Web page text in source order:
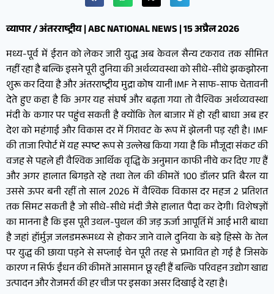
व्यापार / अंतरराष्ट्रीय | ABC NATIONAL NEWS | 15 अप्रैल 2026
मध्य-पूर्व में ईरान को लेकर जारी युद्ध अब केवल सैन्य टकराव तक सीमित
नहीं रहा है बल्कि इसने पूरी दुनिया की अर्थव्यवस्था को सीधे-सीधे झकझोरना
शुरू कर दिया है और अंतरराष्ट्रीय मुद्रा कोष यानी IMF ने साफ-साफ चेतावनी
देते हुए कहा है कि अगर यह संघर्ष और बढ़ता गया तो वैश्विक अर्थव्यवस्था
मंदी के कगार पर पहुंच सकती है क्योंकि तेल बाजार में हो रही बाधा अब हर
देश को महंगाई और विकास दर में गिरावट के रूप में झेलनी पड़ रही है। IMF
की ताजा रिपोर्ट में यह स्पष्ट रूप से उल्लेख किया गया है कि मौजूदा संकट की
वजह से पहले ही वैश्विक आर्थिक वृद्धि के अनुमान काफी नीचे कर दिए गए हैं
और अगर हालात बिगड़ते रहे तथा तेल की कीमतें 100 डॉलर प्रति बैरल या
उससे ऊपर बनी रहीं तो साल 2026 में वैश्विक विकास दर महज 2 प्रतिशत
तक सिमट सकती है जो सीधे-सीधे मंदी जैसे हालात पैदा कर देगी। विशेषज्ञों
का मानना है कि इस पूरी उथल-पुथल की जड़ ऊर्जा आपूर्ति में आई भारी बाधा
है जहां हॉर्मुज़ जलडमरूमध्य से होकर जाने वाले दुनिया के बड़े हिस्से के तेल
पर युद्ध की छाया पड़ने से सप्लाई चेन पूरी तरह से प्रभावित हो गई है जिसके
कारण न सिर्फ ईंधन की कीमतें आसमान छू रही हैं बल्कि परिवहन उद्योग खाद्य
उत्पादन और रोजमर्रा की हर चीज पर इसका असर दिखाई दे रहा है।